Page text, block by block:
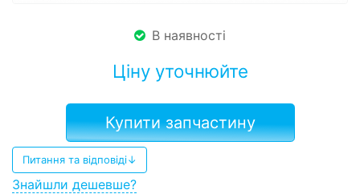
В наявності
Ціну уточнюйте
Купити запчастину
Питання та відповіді↓
Знайшли дешевше?